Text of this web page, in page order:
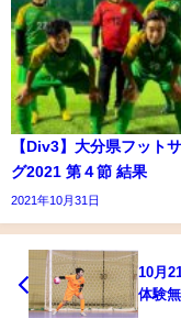
【Div3】大分県フット
グ2021 第４節 結果
2021年10月31日
10月
体験無